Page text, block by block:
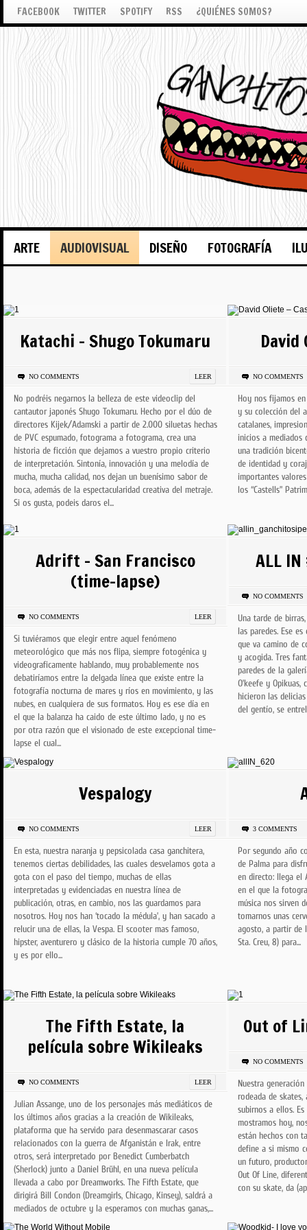
FACEBOOK TWITTER SPOTIFY RSS ¿QUIÉNES SOMOS?
ARTE AUDIOVISUAL DISEÑO FOTOGRAFÍA
Katachi - Shugo Tokumaru
NO COMMENTS LEER
No podréis negarnos la belleza de este videoclip del
cantautor japonés Shugo Tokumaru. Hecho por el dúo de
directores Kijek/Adamski a partir de 2.000 siluetas hechas
de PVC espumado, fotograma a fotograma, crea una
historia de ficción que dejamos a vuestro propio criterio
de interpretación. Sintonía, innovación y una melodía de
mucha, mucha calidad, nos dejan un buenísimo sabor de
boca, además de la espectacularidad creativa del metraje.
Si os gusta, podeis daros el...
NO COMMENTS
Hoy nos fijamos
y su colección del
catalanes,
inicios a mediados
una tradición
de identidad y
importantes
los “Castells”
Adrift - San Francisco
(time-lapse)
NO COMMENTS LEER
Si tuviéramos que elegir entre aquel fenómeno
meteorológico que más nos flipa, siempre fotogénica y
videograficamente hablando, muy probablemente nos
debatiríamos entre la delgada línea que existe entre la
fotografía nocturna de mares y ríos en movimiento, y las
nubes, en cualquiera de sus formatos. Hoy es ese día en
el que la balanza ha caido de este último lado, y no es
por otra razón que el visionado de este excepcional time-
lapse el cual...
ALL
NO COMMENTS
Una tarde de
las paredes. Ese
que va camino de
y acogida. Tres
paredes de la
O’keefe y Opikuas,
hicieron las
del gentío, se
Vespalogy
NO COMMENTS LEER
En esta, nuestra naranja y pepsicolada casa ganchitera,
tenemos ciertas debilidades, las cuales desvelamos gota a
gota con el paso del tiempo, muchas de ellas
interpretadas y evidenciadas en nuestra línea de
publicación, otras, en cambio, nos las guardamos para
nosotros. Hoy nos han ‘tocado la médula’, y han sacado a
relucir una de ellas, la Vespa. El scooter mas famoso,
hipster, aventurero y clásico de la historia cumple 70 años,
y es por ello...
3 COMMENTS
Por segundo año
de Palma para
en directo: llega el
en el que la
música nos sirven
tomarnos unas
agosto, a partir de
Sta. Creu, 8) para...
The Fifth Estate, la
película sobre Wikileaks
NO COMMENTS LEER
Julian Assange, uno de los personajes más mediáticos de
los últimos años gracias a la creación de Wikileaks,
plataforma que ha servido para desenmascarar casos
relacionados con la guerra de Afganistán e Irak, entre
otros, será interpretado por Benedict Cumberbatch
(Sherlock) junto a Daniel Brühl, en una nueva película
llevada a cabo por Dreamworks. The Fifth Estate, que
dirigirá Bill Condon (Dreamgirls, Chicago, Kinsey), saldrá a
mediados de octubre y la esperamos con muchas ganas,...
Out of
NO COMMENTS
Nuestra
rodeada de
subirnos a ellos.
mostramos hoy,
están hechos con
define a si mismo
un futuro,
Out Of Line,
con su skate, da